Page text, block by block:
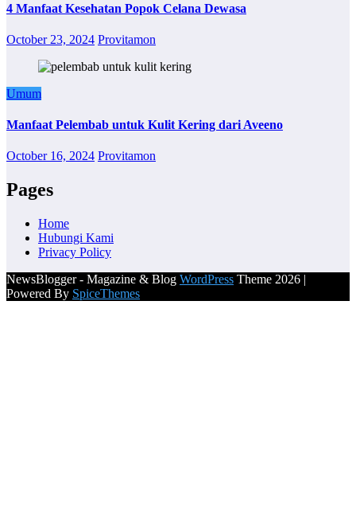
4 Manfaat Kesehatan Popok Celana Dewasa
October 23, 2024 Provitamon
Umum
Manfaat Pelembab untuk Kulit Kering dari Aveeno
October 16, 2024 Provitamon
Pages
Home
Hubungi Kami
Privacy Policy
NewsBlogger - Magazine & Blog WordPress Theme 2026 |
Powered By SpiceThemes